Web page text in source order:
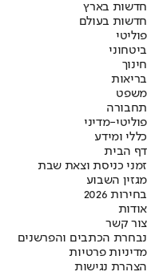
חדשות בארץ
חדשות בעולם
פוליטי
ביטחוני
חינוך
בריאות
משפט
תחבורה
פוליטי-מדיני
כללי ומידע
דף הבית
זמני כניסת וצאת שבת
מגזין השבוע
בחירות 2026
אודות
צור קשר
נבחרת הכתבים והפרשנים
מדיניות פרטיות
הצהרת נגישות